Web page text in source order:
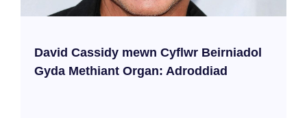
David Cassidy mewn Cyflwr Beirniadol
Gyda Methiant Organ: Adroddiad